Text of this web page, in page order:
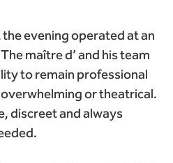
evening operated at an
maître d’ and his team
to remain professional
or theatrical.
discreet and always